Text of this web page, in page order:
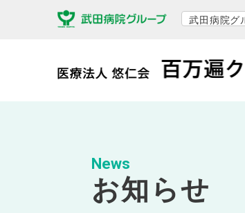
武田病院グ
News
お知らせ